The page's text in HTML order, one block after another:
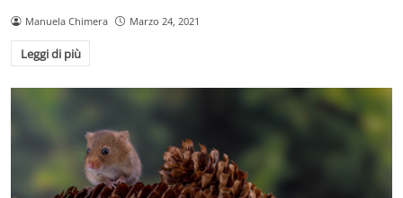
Manuela Chimera Marzo 24, 2021
Leggi di più